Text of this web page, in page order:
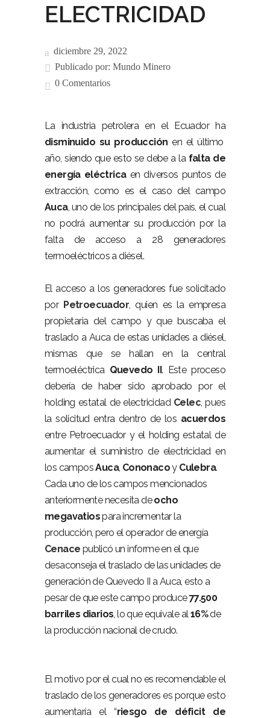
ELECTRICIDAD
diciembre 29, 2022
Publicado por: Mundo Minero
0 Comentarios
La industria petrolera en el Ecuador ha
disminuido su producción en el último
año, siendo que esto se debe a la falta de
energía eléctricaen diversos puntos de
extracción, como es el caso del campo
Auca, uno de los principales del país, el cual
no podrá aumentar su producción por la
falta de acceso a 28 generadores
termoeléctricos a diésel.
El acceso a los generadores fue solicitado
por Petroecuador, quien es la empresa
propietaria del campo y que buscaba el
traslado a Auca de estas unidades a diésel,
mismas que se hallan en la central
termoeléctrica Quevedo II. Este proceso
debería de haber sido aprobado por el
holding estatal de electricidad Celec, pues
la solicitud entra dentro de los acuerdos
entre Petroecuador y el holding estatal de
aumentar el suministro de electricidad en
los camposAuca, Cononacoy Culebra.
Cada uno de los campos mencionados
anteriormente necesita deocho
megavatiospara incrementar la
producción, pero el operador de energía
Cenace publicó un informe en el que
desaconseja el traslado de las unidades de
generación de Quevedo II a Auca, esto a
pesar de que este campo produce77.500
barriles diarios, lo que equivale al16%de
la producción nacional de crudo.
El motivo por el cual no es recomendable el
traslado de los generadores es porque esto
aumentaría el “riesgo de déficit de